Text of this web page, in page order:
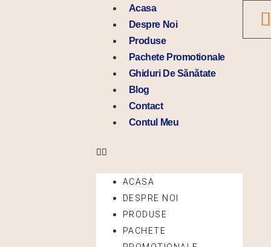
Acasa
Despre Noi
Produse
Pachete Promotionale
Ghiduri De Sănătate
Blog
Contact
Contul Meu
Menu
ACASA
DESPRE NOI
PRODUSE
PACHETE